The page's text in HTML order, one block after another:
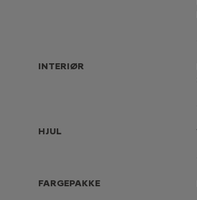
INTERIØR
HJUL
FARGEPAKKE